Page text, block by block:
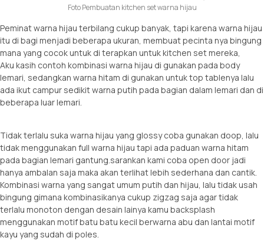
Foto Pembuatan kitchen set warna hijau
Peminat warna hijau terbilang cukup banyak, tapi karena warna hijau
itu di bagi menjadi beberapa ukuran, membuat pecinta nya bingung
mana yang cocok untuk di terapkan untuk kitchen set mereka,
Aku kasih contoh kombinasi warna hijau di gunakan pada body
lemari, sedangkan warna hitam di gunakan untuk top tablenya lalu
ada ikut campur sedikit warna putih pada bagian dalam lemari dan di
beberapa luar lemari.
Tidak terlalu suka warna hijau yang glossy coba gunakan doop, lalu
tidak menggunakan full warna hijau tapi ada paduan warna hitam
pada bagian lemari gantung.sarankan kami coba open door jadi
hanya ambalan saja maka akan terlihat lebih sederhana dan cantik.
Kombinasi warna yang sangat umum putih dan hijau, lalu tidak usah
bingung gimana kombinasikanya cukup zigzag saja agar tidak
terlalu monoton dengan desain lainya kamu backsplash
menggunakan motif batu batu kecil berwarna abu dan lantai motif
kayu yang sudah di poles.